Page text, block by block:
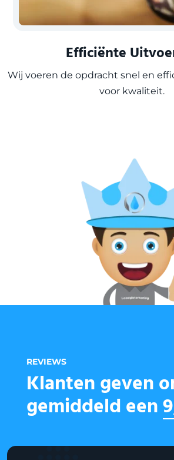
Efficiënte
Wij voeren de opdracht snel en
voor kwaliteit.
REVIEWS
Klanten geven
gemiddeld een